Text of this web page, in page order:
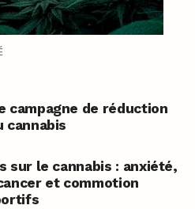
campagne de réduction
cannabis
sur le cannabis : anxiété,
et commotion